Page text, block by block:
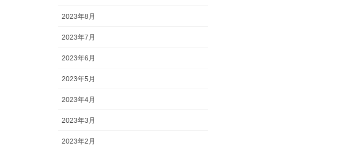
2023年8月
2023年7月
2023年6月
2023年5月
2023年4月
2023年3月
2023年2月